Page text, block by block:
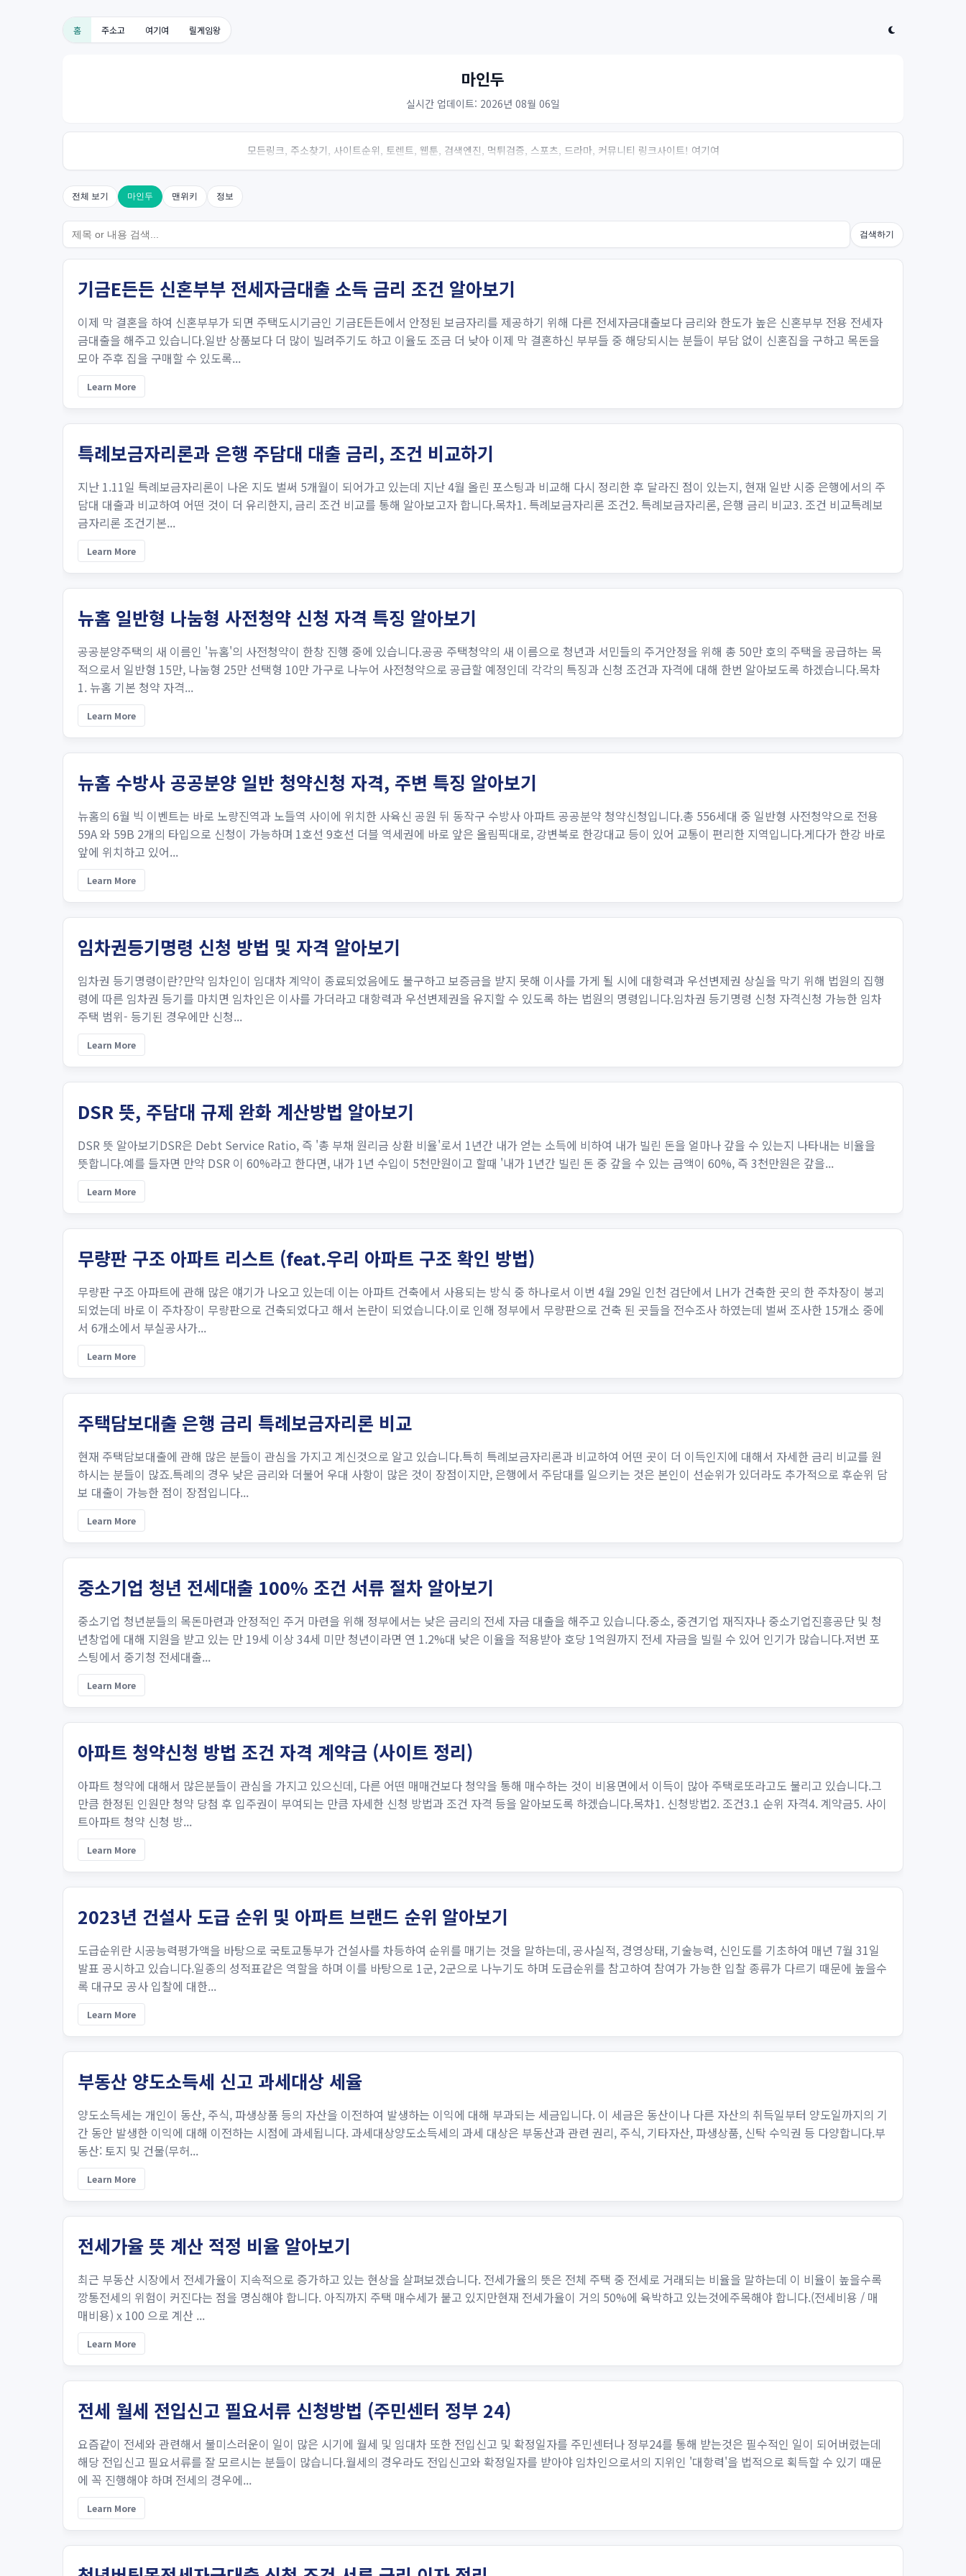
홈 주소고 여기여 릴게임왕
마인두
실시간 업데이트: 2026년 08월 06일
모든링크, 주소찾기, 사이트순위, 토렌트, 웹툰, 검색엔진, 먹튀검증, 스포츠, 드라마, 커뮤니티 링크사이트! 여기여
전체 보기 마인두 맨위키 정보
검색하기
기금E든든 신혼부부 전세자금대출 소득 금리 조건 알아보기
이제 막 결혼을 하여 신혼부부가 되면 주택도시기금인 기금E든든에서 안정된 보금자리를 제공하기 위해 다른 전세자금대출보다 금리와 한도가 높은 신혼부부 전용 전세자
금대출을 해주고 있습니다.일반 상품보다 더 많이 빌려주기도 하고 이율도 조금 더 낮아 이제 막 결혼하신 부부들 중 해당되시는 분들이 부담 없이 신혼집을 구하고 목돈을
모아 주후 집을 구매할 수 있도록...
Learn More
특례보금자리론과 은행 주담대 대출 금리, 조건 비교하기
지난 1.11일 특례보금자리론이 나온 지도 벌써 5개월이 되어가고 있는데 지난 4월 올린 포스팅과 비교해 다시 정리한 후 달라진 점이 있는지, 현재 일반 시중 은행에서의 주
담대 대출과 비교하여 어떤 것이 더 유리한지, 금리 조건 비교를 통해 알아보고자 합니다.목차1. 특례보금자리론 조건2. 특례보금자리론, 은행 금리 비교3. 조건 비교특례보
금자리론 조건기본...
Learn More
뉴홈 일반형 나눔형 사전청약 신청 자격 특징 알아보기
공공분양주택의 새 이름인 '뉴홈'의 사전청약이 한창 진행 중에 있습니다.공공 주택청약의 새 이름으로 청년과 서민들의 주거안정을 위해 총 50만 호의 주택을 공급하는 목
적으로서 일반형 15만, 나눔형 25만 선택형 10만 가구로 나누어 사전청약으로 공급할 예정인데 각각의 특징과 신청 조건과 자격에 대해 한번 알아보도록 하겠습니다.목차
1. 뉴홈 기본 청약 자격...
Learn More
뉴홈 수방사 공공분양 일반 청약신청 자격, 주변 특징 알아보기
뉴홈의 6월 빅 이벤트는 바로 노량진역과 노들역 사이에 위치한 사육신 공원 뒤 동작구 수방사 아파트 공공분약 청약신청입니다.총 556세대 중 일반형 사전청약으로 전용
59A 와 59B 2개의 타입으로 신청이 가능하며 1호선 9호선 더블 역세권에 바로 앞은 올림픽대로, 강변북로 한강대교 등이 있어 교통이 편리한 지역입니다.게다가 한강 바로
앞에 위치하고 있어...
Learn More
임차권등기명령 신청 방법 및 자격 알아보기
임차권 등기명령이란?만약 임차인이 임대차 계약이 종료되었음에도 불구하고 보증금을 받지 못해 이사를 가게 될 시에 대항력과 우선변제권 상실을 막기 위해 법원의 집행
령에 따른 임차권 등기를 마치면 임차인은 이사를 가더라고 대항력과 우선변제권을 유지​할 수 있도록 하는 법원의 명령입니다.임차권 등기명령 신청 자격신청 가능한 임차
주택 범위- 등기된 경우에만 신청...
Learn More
DSR 뜻, 주담대 규제 완화 계산방법 알아보기
DSR 뜻 알아보기DSR은 Debt Service Ratio, 즉 '총 부채 원리금 상환 비율'로서 1년간 내가 얻는 소득에 비하여 내가 빌린 돈을 얼마나 갚을 수 있는지 나타내는 비율을
뜻합니다.예를 들자면 만약 DSR 이 60%라고 한다면, 내가 1년 수입이 5천만원이고 할때 '내가 1년간 빌린 돈 중 갚을 수 있는 금액이 60%, 즉 3천만원은 갚을...
Learn More
무량판 구조 아파트 리스트 (feat.우리 아파트 구조 확인 방법)
무량판 구조 아파트에 관해 많은 얘기가 나오고 있는데 이는 아파트 건축에서 사용되는 방식 중 하나로서 이번 4월 29일 인천 검단에서 LH가 건축한 곳의 한 주차장이 붕괴
되었는데 바로 이 주차장이 무량판으로 건축되었다고 해서 논란이 되었습니다.이로 인해 정부에서 무량판으로 건축 된 곳들을 전수조사 하였는데 벌써 조사한 15개소 중에
서 6개소에서 부실공사가...
Learn More
주택담보대출 은행 금리 특례보금자리론 비교
현재 주택담보대출에 관해 많은 분들이 관심을 가지고 계신것으로 알고 있습니다.특히 특례보금자리론과 비교하여 어떤 곳이 더 이득인지에 대해서 자세한 금리 비교를 원
하시는 분들이 많죠.특례의 경우 낮은 금리와 더불어 우대 사항이 많은 것이 장점이지만, 은행에서 주담대를 일으키는 것은 본인이 선순위가 있더라도 추가적으로 후순위 담
보 대출이 가능한 점이 장점입니다...
Learn More
중소기업 청년 전세대출 100% 조건 서류 절차 알아보기
중소기업 청년분들의 목돈마련과 안정적인 주거 마련을 위해 정부에서는 낮은 금리의 전세 자금 대출을 해주고 있습니다.중소, 중견기업 재직자나 중소기업진흥공단 및 청
년창업에 대해 지원을 받고 있는 만 19세 이상 34세 미만 청년이라면 연 1.2%대 낮은 이율을 적용받아 호당 1억원까지 전세 자금을 빌릴 수 있어 인기가 많습니다.저번 포
스팅에서 중기청 전세대출...
Learn More
아파트 청약신청 방법 조건 자격 계약금 (사이트 정리)
아파트 청약에 대해서 많은분들이 관심을 가지고 있으신데, 다른 어떤 매매건보다 청약을 통해 매수하는 것이 비용면에서 이득이 많아 주택로또라고도 불리고 있습니다.그
만큼 한정된 인원만 청약 당첨 후 입주권이 부여되는 만큼 자세한 신청 방법과 조건 자격 등을 알아보도록 하겠습니다.목차1. 신청방법2. 조건3.1 순위 자격4. 계약금5. 사이
트아파트 청약 신청 방...
Learn More
2023년 건설사 도급 순위 및 아파트 브랜드 순위 알아보기
도급순위란 시공능력평가액을 바탕으로 국토교통부가 건설사를 차등하여 순위를 매기는 것을 말하는데, 공사실적, 경영상태, 기술능력, 신인도를 기초하여 매년 7월 31일
발표 공시하고 있습니다.일종의 성적표같은 역할을 하며 이를 바탕으로 1군, 2군으로 나누기도 하며 도급순위를 참고하여 참여가 가능한 입찰 종류가 다르기 때문에 높을수
록 대규모 공사 입찰에 대한...
Learn More
부동산 양도소득세 신고 과세대상 세율
양도소득세는 개인이 동산, 주식, 파생상품 등의 자산을 이전하여 발생하는 이익에 대해 부과되는 세금입니다. 이 세금은 동산이나 다른 자산의 취득일부터 양도일까지의 기
간 동안 발생한 이익에 대해 이전하는 시점에 과세됩니다. 과세대상양도소득세의 과세 대상은 부동산과 관련 권리, 주식, 기타자산, 파생상품, 신탁 수익권 등 다양합니다.부
동산: 토지 및 건물(무허...
Learn More
전세가율 뜻 계산 적정 비율 알아보기
최근 부동산 시장에서 전세가율이 지속적으로 증가하고 있는 현상을 살펴보겠습니다. 전세가율의 뜻은 전체 주택 중 전세로 거래되는 비율을 말하는데 이 비율이 높을수록
깡통전세의 위험이 커진다는 점을 명심해야 합니다. 아직까지 주택 매수세가 붙고 있지만현재 전세가율이 거의 50%에 육박하고 있는것에주목해야 합니다.(전세비용 / 매
매비용) x 100 으로 계산 ​...
Learn More
전세 월세 전입신고 필요서류 신청방법 (주민센터 정부 24)
요즘같이 전세와 관련해서 불미스러운이 일이 많은 시기에 월세 및 임대차 또한 전입신고 및 확정일자를 주민센터나 정부24를 통해 받는것은 필수적인 일이 되어버렸는데
해당 전입신고 필요서류를 잘 모르시는 분들이 많습니다.월세의 경우라도 전입신고와 확정일자를 받아야 임차인으로서의 지위인 '대항력'을 법적으로 획득할 수 있기 때문
에 꼭 진행해야 하며 전세의 경우에...
Learn More